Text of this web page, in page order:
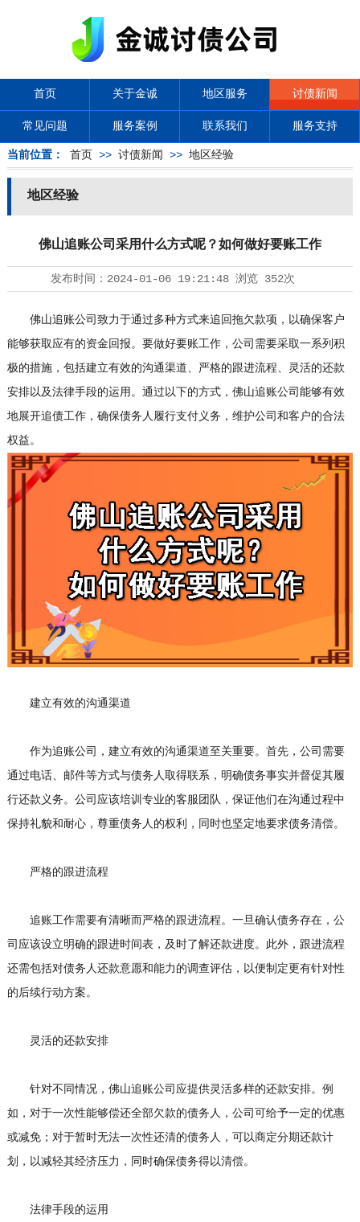
首页 关于金诚 地区服务 讨债新闻
常见问题 服务案例 联系我们 服务支持
当前位置： 首页 >> 讨债新闻 >> 地区经验
地区经验
佛山追账公司采用什么方式呢？如何做好要账工作
发布时间： 2024-01-06 19:21:48浏览 352次
佛山追账公司致力于通过多种方式来追回拖欠款项，以确保客户
能够获取应有的资金回报。要做好要账工作，公司需要采取一系列积
极的措施，包括建立有效的沟通渠道、严格的跟进流程、灵活的还款
安排以及法律手段的运用。通过以下的方式，佛山追账公司能够有效
地展开追债工作，确保债务人履行支付义务，维护公司和客户的合法
权益。
建立有效的沟通渠道
作为追账公司，建立有效的沟通渠道至关重要。首先，公司需要
通过电话、邮件等方式与债务人取得联系，明确债务事实并督促其履
行还款义务。公司应该培训专业的客服团队，保证他们在沟通过程中
保持礼貌和耐心，尊重债务人的权利，同时也坚定地要求债务清偿。
严格的跟进流程
追账工作需要有清晰而严格的跟进流程。一旦确认债务存在，公
司应该设立明确的跟进时间表，及时了解还款进度。此外，跟进流程
还需包括对债务人还款意愿和能力的调查评估，以便制定更有针对性
的后续行动方案。
灵活的还款安排
针对不同情况，佛山追账公司应提供灵活多样的还款安排。例
如，对于一次性能够偿还全部欠款的债务人，公司可给予一定的优惠
或减免；对于暂时无法一次性还清的债务人，可以商定分期还款计
划，以减轻其经济压力，同时确保债务得以清偿。
法律手段的运用